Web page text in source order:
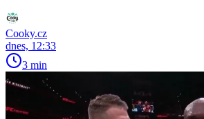
Cooky.cz
dnes, 12:33
3 min